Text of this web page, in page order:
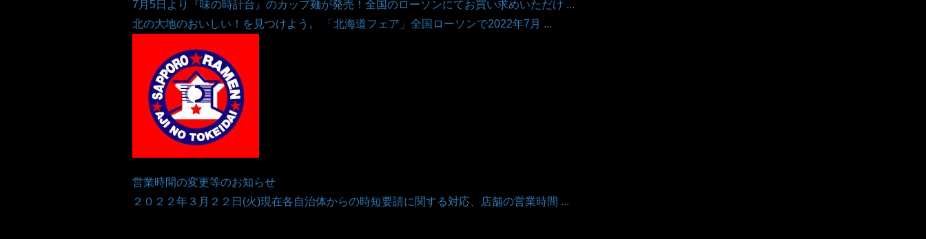
7月5日より『味の時計台』のカップ麺が発売！全国のローソンにてお買い求めいただけ ...
北の大地のおいしい！を見つけよう。 「北海道フェア」全国ローソンで2022年7月 ...
営業時間の変更等のお知らせ
２０２２年３月２２日(火)現在各自治体からの時短要請に関する対応、店舗の営業時間 ...